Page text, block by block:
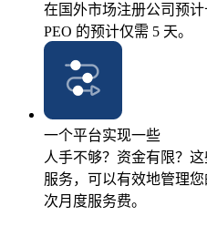
在国外市场注册公司预
PEO 的预计仅需 5 天。
一个平台实现一些
人手不够？资金有限？
服务，可以有效地管理
次月度服务费。